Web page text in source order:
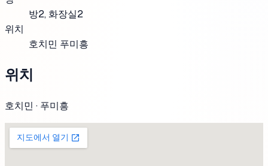
방2, 화장실2
위치
호치민 푸미흥
위치
호치민 · 푸미흥